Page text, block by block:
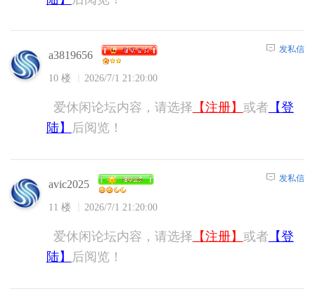
a3819656
10 楼 2026/7/1 21:20:00
发私信
爱休闲论坛内容，请选择 【注册】 或者 【登
陆】
后阅览！
avic2025
11 楼 2026/7/1 21:20:00
发私信
爱休闲论坛内容，请选择 【注册】 或者 【登
陆】
后阅览！